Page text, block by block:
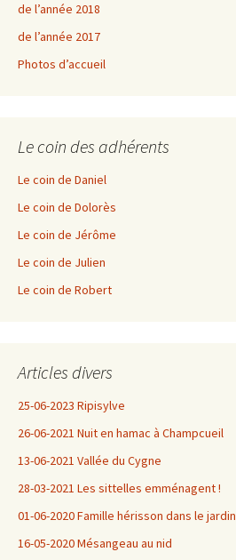
de l’année 2018
de l’année 2017
Photos d’accueil
Le coin des adhérents
Le coin de Daniel
Le coin de Dolorès
Le coin de Jérôme
Le coin de Julien
Le coin de Robert
Articles divers
25-06-2023 Ripisylve
26-06-2021 Nuit en hamac à Champcueil
13-06-2021 Vallée du Cygne
28-03-2021 Les sittelles emménagent !
01-06-2020 Famille hérisson dans le jardin
16-05-2020 Mésangeau au nid